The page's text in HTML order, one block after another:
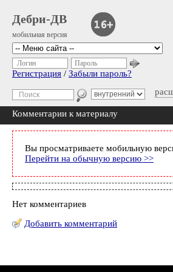
Дебри-ДВ
мобильная версия
Логин Пароль
Регистрация / Забыли пароль?
Комментарии к материалу
Вы просматриваете мобильную
Перейти на обычную версию >>
Нет комментариев
Добавить комментарий